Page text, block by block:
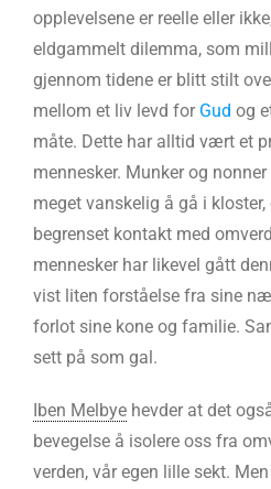
opplevelsene er reelle eller
eldgammelt dilemma, som
gjennom tidene er blitt stilt
mellom et liv levd for Gud og
måte. Dette har alltid vært et
mennesker. Munker og
meget vanskelig å gå i
begrenset kontakt med
mennesker har likevel gått
vist liten forståelse fra sine
forlot sine kone og familie.
sett på som gal.
Iben Melbye hevder at det
bevegelse å isolere oss fra
verden, vår egen lille sekt.